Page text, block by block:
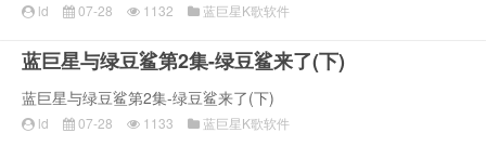
ld 07-28 1132 蓝巨星K歌软件
蓝巨星与绿豆鲨第2集-绿豆鲨来了(下)
蓝巨星与绿豆鲨第2集-绿豆鲨来了(下)
ld 07-28 1133 蓝巨星K歌软件